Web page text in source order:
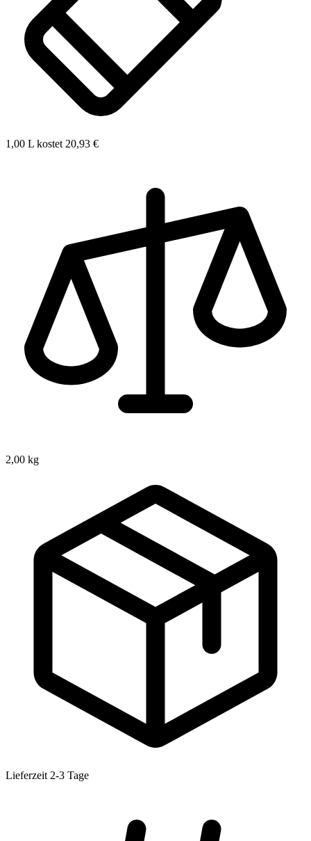
1,00 L kostet 20,93 €
2,00 kg
Lieferzeit 2-3 Tage